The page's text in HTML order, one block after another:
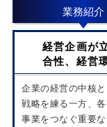
業務紹介
経営企画が
合性、経営
企業の経営の中核
戦略を練る一方、
事業をつなぐ重要